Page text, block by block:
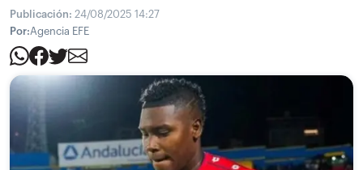
Publicación: 24/08/2025 14:27
Por:Agencia EFE